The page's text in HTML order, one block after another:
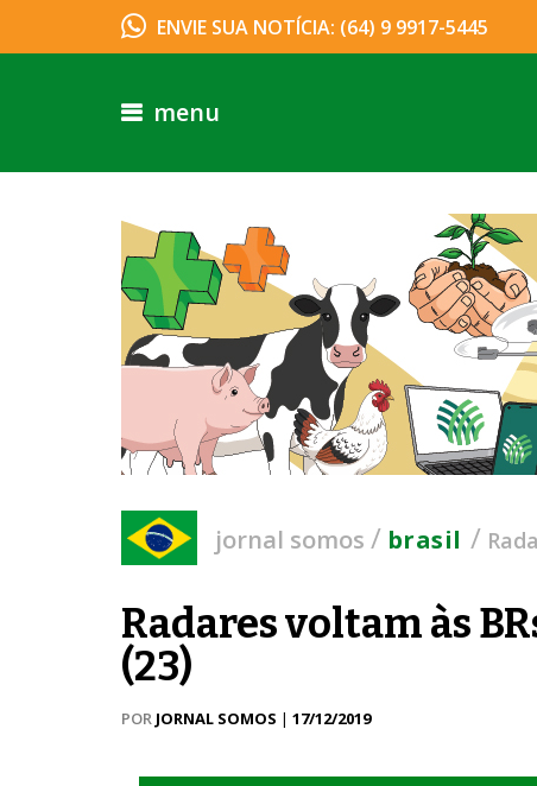
ENVIE SUA NOTÍCIA: (64) 9 9917-5445
menu
jornal somos / brasil /
Radares voltam às
(23)
POR JORNAL SOMOS | 17/12/2019